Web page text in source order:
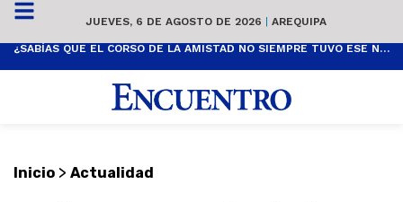
JUEVES, 6 DE AGOSTO DE 2026 | AREQUIPA
¿SABÍAS QUE EL CORSO DE LA AMISTAD NO SIEMPRE TUVO ESE NOMBRE? ESTA ES SU HISTORIA
Inicio > Actualidad